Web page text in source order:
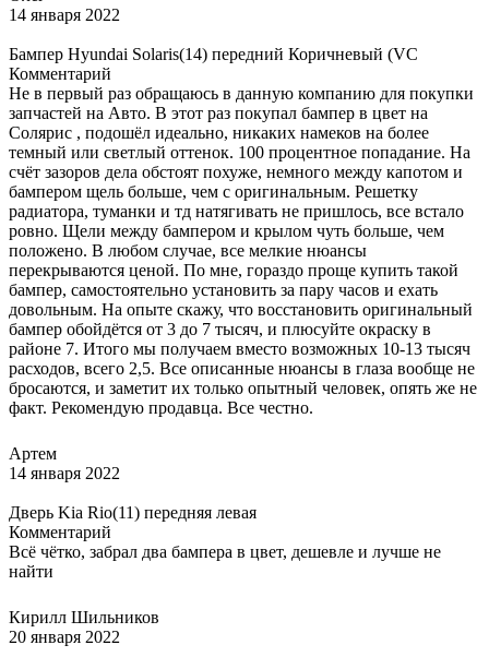
14 января 2022
Бампер Hyundai Solaris(14) передний Коричневый (VC
Комментарий
Не в первый раз обращаюсь в данную компанию для покупки
запчастей на Авто. В этот раз покупал бампер в цвет на
Солярис , подошёл идеально, никаких намеков на более
темный или светлый оттенок. 100 процентное попадание. На
счёт зазоров дела обстоят похуже, немного между капотом и
бампером щель больше, чем с оригинальным. Решетку
радиатора, туманки и тд натягивать не пришлось, все встало
ровно. Щели между бампером и крылом чуть больше, чем
положено. В любом случае, все мелкие нюансы
перекрываются ценой. По мне, гораздо проще купить такой
бампер, самостоятельно установить за пару часов и ехать
довольным. На опыте скажу, что восстановить оригинальный
бампер обойдётся от 3 до 7 тысяч, и плюсуйте окраску в
районе 7. Итого мы получаем вместо возможных 10-13 тысяч
расходов, всего 2,5. Все описанные нюансы в глаза вообще не
бросаются, и заметит их только опытный человек, опять же не
факт. Рекомендую продавца. Все честно.
Артем
14 января 2022
Дверь Kia Rio(11) передняя левая
Комментарий
Всё чётко, забрал два бампера в цвет, дешевле и лучше не
найти
Кирилл Шильников
20 января 2022